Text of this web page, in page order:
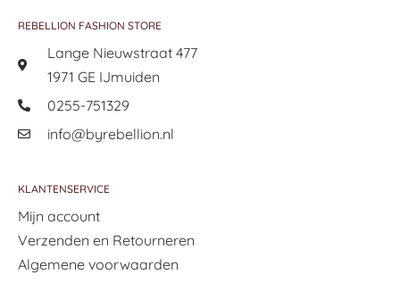
REBELLION FASHION STORE
Lange Nieuwstraat 477
1971 GE IJmuiden
0255-751329
info@byrebellion.nl
KLANTENSERVICE
Mijn account
Verzenden en Retourneren
Algemene voorwaarden